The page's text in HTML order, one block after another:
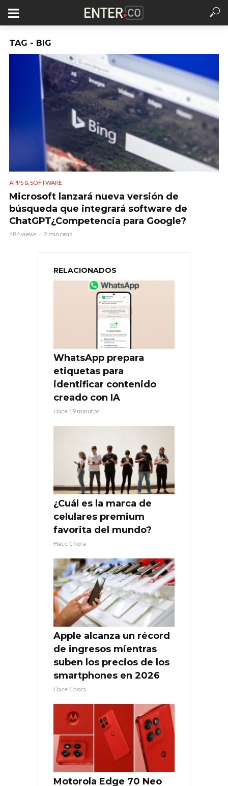
TAG - BIG
APPS & SOFTWARE
Microsoft lanzará nueva versión de
búsqueda que integrará software de
ChatGPT¿Competencia para Google?
484 views 2 min read
RELACIONADOS
WhatsApp prepara
etiquetas para
identificar contenido
creado con IA
Hace 19 minutos
¿Cuál es la marca de
celulares premium
favorita del mundo?
Hace 1 hora
Apple alcanza un récord
de ingresos mientras
suben los precios de los
smartphones en 2026
Hace 1 hora
Motorola Edge 70 Neo